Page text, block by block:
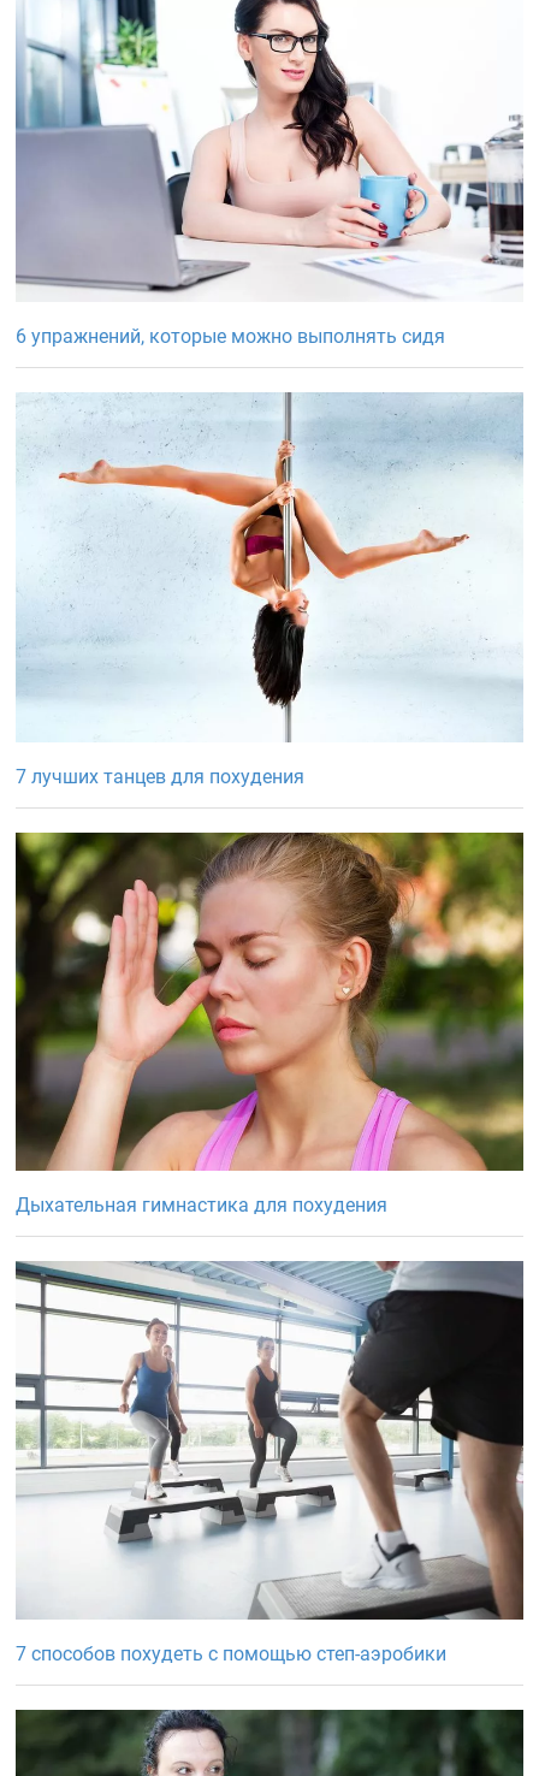
6 упражнений, которые можно выполнять сидя
7 лучших танцев для похудения
Дыхательная гимнастика для похудения
7 способов похудеть с помощью степ-аэробики